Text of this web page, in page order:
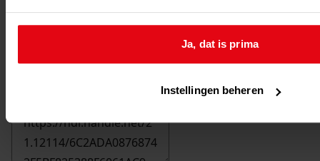
Ja, dat is prima
Instellingen beheren